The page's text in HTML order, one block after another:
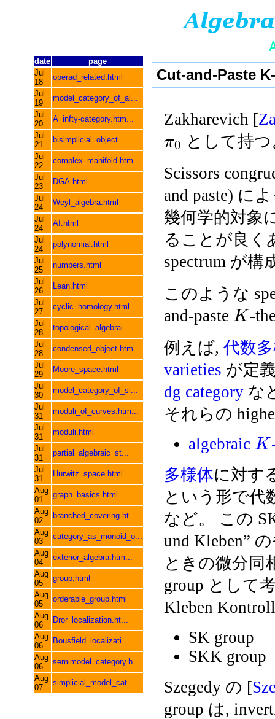
date
page
Jul
18
operad_related.html
Jul
19
model_category_of_al...
Jul
20
A_infty-category.htm...
Jul
21
bisimplicial_object....
Jul
22
complex_manifold.htm...
Jul
23
DGA.html
Jul
24
Weyl_algebra.html
Jul
24
AI.html
Jul
24
polynomial.html
Jul
25
numbers.html
Jul
26
Lean.html
Jul
27
cyclic_homology.html
Jul
28
topological_algebrai...
Jul
28
condensed_object.htm...
Jul
29
Moore_space.html
Jul
30
model_category_of_si...
Jul
31
moduli_of_curves.htm...
Jul
31
moduli.html
Jul
31
partial_algebraic_st...
Jul
31
Hurwitz_space.html
Aug
01
graph_basics.html
Aug
02
branched_covering.ht...
Aug
03
category_as_monoid_o...
Aug
04
exterior_algebra.htm...
Aug
05
group.html
Aug
05
orderable_group.html
Aug
06
Dror_localization.ht...
Aug
06
Bousfield_localizati...
Aug
06
semimodel_category.h...
Aug
07
simplicial_model_cat...
Cut-and-Paste
Zakharevich [
π0 として持
Scissors
and paste) に
幾何学的対象
ることが良く
spectrum が
このような
and-paste K -
例えば, 代数
varieties が定
dg category な
それらの
algebraic K
多様体に対す
という形で代
など。 この
und Kleben”
ときの微分同
group として
Kleben
SK group
SKK group
Szegedy の [
group は,